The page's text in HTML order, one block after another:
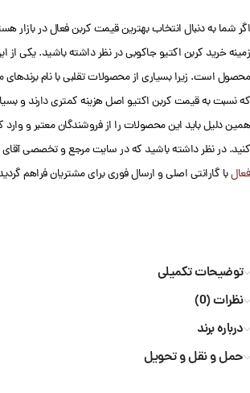
اگر شما به دنبال انتخاب بهترین قیمت کربن فعال در بازار
زمینه خرید کربن اکتیو جاکوبی در نظر داشته باشید. یکی
محصول است. زیرا بسیاری از محصولات تقلبی با نام برندهای
که نسبت به قیمت کربن اکتیو اصل هزینه کمتری دارند و
همین دلیل باید این محصولات را از فروشندگان معتبر و وارد
کنید. در نظر داشته باشید که در سایت مرجع و تخصصی
فعالبا گارانتی اصلی و ارسال فوری برای مشتریان فراهم
توضیحات تکمیلی
نظرات (0)
درباره برند
حمل و نقل و تحویل